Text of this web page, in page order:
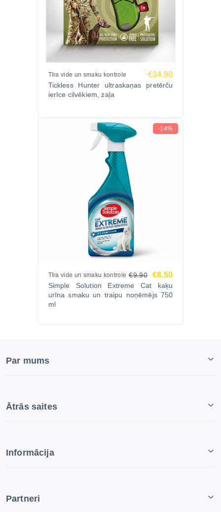
Tīra vide un smaku kontrole €34.90
Tickless Hunter ultraskaņas pretērču
ierīce cilvēkiem, zaļa
-14%
Tīra vide un smaku kontrole €9.90 €8.50
Simple Solution Extreme Cat kaķu
urīna smaku un traipu noņēmējs 750
ml
Par mums
Ātrās saites
Informācija
Partneri